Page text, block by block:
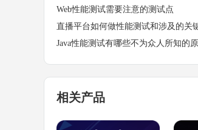
Web性能测试需要注意的测试点
直播平台如何做性能测试和涉及的关
Java性能测试有哪些不为众人所知的
相关产品